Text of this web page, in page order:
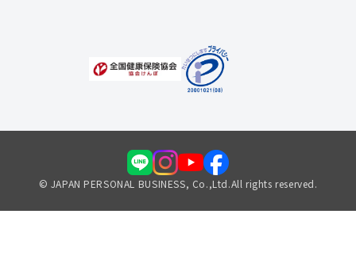
© JAPAN PERSONAL BUSINESS, Co.,Ltd.All rights reserved.